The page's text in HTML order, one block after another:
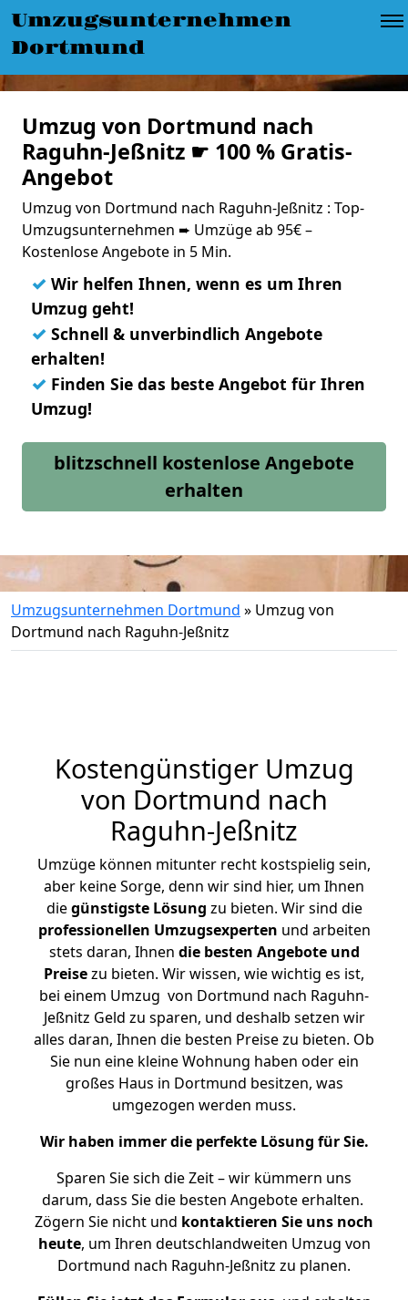
Umzugsunternehmen
Dortmund
Umzug von Dortmund nach
Raguhn-Jeßnitz ☛ 100 % Gratis-
Angebot
Umzug von Dortmund nach Raguhn-Jeßnitz : Top-
Umzugsunternehmen ➨ Umzüge ab 95€ –
Kostenlose Angebote in 5 Min.
✓ Wir helfen Ihnen, wenn es um Ihren
Umzug geht!
✓ Schnell & unverbindlich Angebote
erhalten!
✓ Finden Sie das beste Angebot für Ihren
Umzug!
blitzschnell kostenlose Angebote
erhalten
Umzugsunternehmen Dortmund » Umzug von
Dortmund nach Raguhn-Jeßnitz
Kostengünstiger Umzug
von Dortmund nach
Raguhn-Jeßnitz
Umzüge können mitunter recht kostspielig sein,
aber keine Sorge, denn wir sind hier, um Ihnen
diegünstigste Lösung zu bieten. Wir sind die
professionellen Umzugsexperten und arbeiten
stets daran, Ihnen die besten Angebote und
Preisezu bieten. Wir wissen, wie wichtig es ist,
bei einem Umzug von Dortmund nach Raguhn-
Jeßnitz Geld zu sparen, und deshalb setzen wir
alles daran, Ihnen die besten Preise zu bieten. Ob
Sie nun eine kleine Wohnung haben oder ein
großes Haus in Dortmund besitzen, was
umgezogen werden muss.
Wir haben immer die perfekte Lösung für Sie.
Sparen Sie sich die Zeit – wir kümmern uns
darum, dass Sie die besten Angebote erhalten.
Zögern Sie nicht und kontaktieren Sie uns noch
heute, um Ihren deutschlandweiten Umzug von
Dortmund nach Raguhn-Jeßnitz zu planen.